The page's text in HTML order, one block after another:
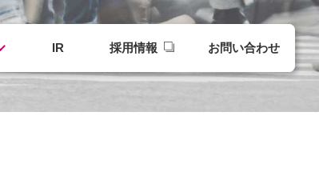
IR 採用情報 お問い合わせ